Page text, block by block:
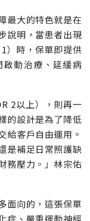
最大的特色就是在
說明，當患者出現
）時，保單即提供
動治療、延緩病
2以上），則再一
的設計是為了降低
給客戶自由運用。
是補足日常照護缺
務壓力。」林宗佑
面向的，這張保單
症、嚴重運動神經